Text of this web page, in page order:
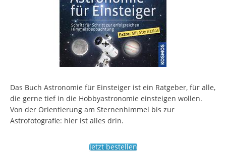
Das Buch Astronomie für Einsteiger ist ein Ratgeber, für alle,
die gerne tief in die Hobbyastronomie einsteigen wollen.
Von der Orientierung am Sternenhimmel bis zur
Astrofotografie: hier ist alles drin.
Jetzt bestellen